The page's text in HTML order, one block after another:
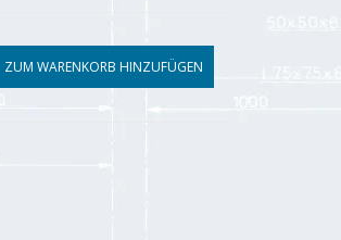
ZUM WARENKORB HINZUFÜGEN